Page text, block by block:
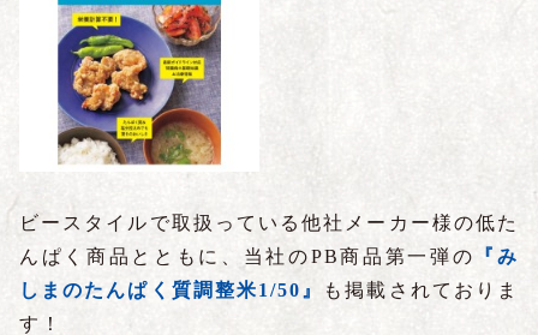
ビースタイルで取扱っている他社メーカー様の低た
んぱく商品とともに、当社のPB商品第一弾の
『み
しまのたんぱく質調整米1/50』
も掲載されておりま
す！